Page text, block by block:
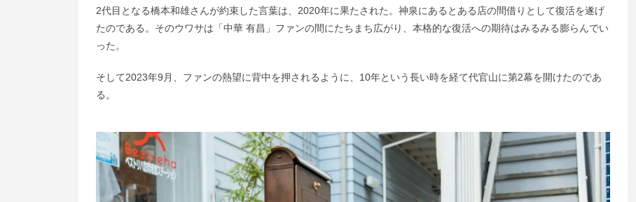
2代目となる橋本和雄さんが約束した言葉は、2020年に果たされた。神泉にあるとある店の間借りとして復活を遂げ
たのである。そのウワサは「中華 有昌」ファンの間にたちまち広がり、本格的な復活への期待はみるみる膨らんでい
った。
そして2023年9月、ファンの熱望に背中を押されるように、10年という長い時を経て代官山に第2幕を開けたのであ
る。